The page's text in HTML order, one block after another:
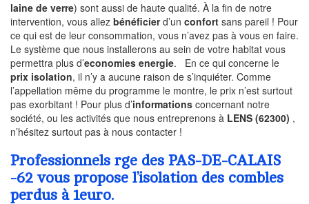
laine de verre) sont aussi de haute qualité. À la fin de notre
intervention, vous allez bénéficierd’un confort sans pareil ! Pour
ce qui est de leur consommation, vous n’avez pas à vous en faire.
Le système que nous installerons au sein de votre habitat vous
permettra plus d’economies energie. En ce qui concerne le
prix isolation, il n’y a aucune raison de s’inquiéter. Comme
l’appellation même du programme le montre, le prix n’est surtout
pas exorbitant ! Pour plus d’informations concernant notre
société, ou les activités que nous entreprenons à LENS (62300) ,
n’hésitez surtout pas à nous contacter !
Professionnels rge des PAS-DE-CALAIS
-62 vous propose l’isolation des combles
perdus à 1euro.